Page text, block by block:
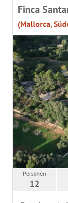
Finca
(Mallorca,
Personen
12